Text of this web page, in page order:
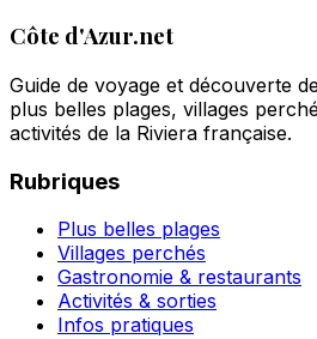
Côte d'Azur.net
Guide de voyage et découverte
plus belles plages, villages
activités de la Riviera française.
Rubriques
Plus belles plages
Villages perchés
Gastronomie & restaurants
Activités & sorties
Infos pratiques